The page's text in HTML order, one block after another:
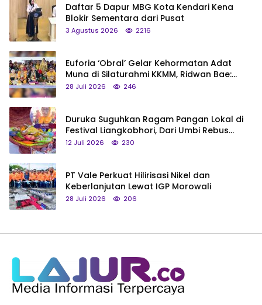
Daftar 5 Dapur MBG Kota Kendari Kena
Blokir Sementara dari Pusat
3 Agustus 2026 2216
Euforia ‘Obral’ Gelar Kehormatan Adat
Muna di Silaturahmi KKMM, Ridwan Bae:
Saya Bukan Tipe Begitu, Belum Pantas!
28 Juli 2026 246
Duruka Suguhkan Ragam Pangan Lokal di
Festival Liangkobhori, Dari Umbi Rebus
hingga Tumpeng Beras Muna
12 Juli 2026 230
PT Vale Perkuat Hilirisasi Nikel dan
Keberlanjutan Lewat IGP Morowali
28 Juli 2026 206